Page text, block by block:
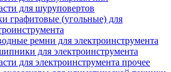
для шуруповертов
графитовые (угольные) для
ремни для электроинструмента
для электроинструмента
для электроинструмента прочее